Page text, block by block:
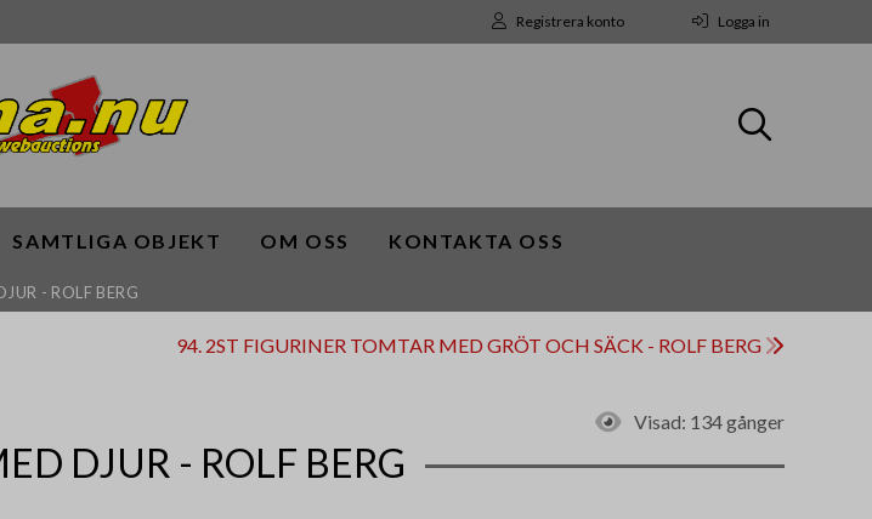
Registrera konto Logga in
SAMTLIGA OBJEKT OM OSS KONTAKTA OSS
- ROLF BERG
94. 2ST FIGURINER TOMTAR MED GRÖT OCH SÄCK - ROLF BERG
Visad: 134 gånger
DJUR - ROLF BERG